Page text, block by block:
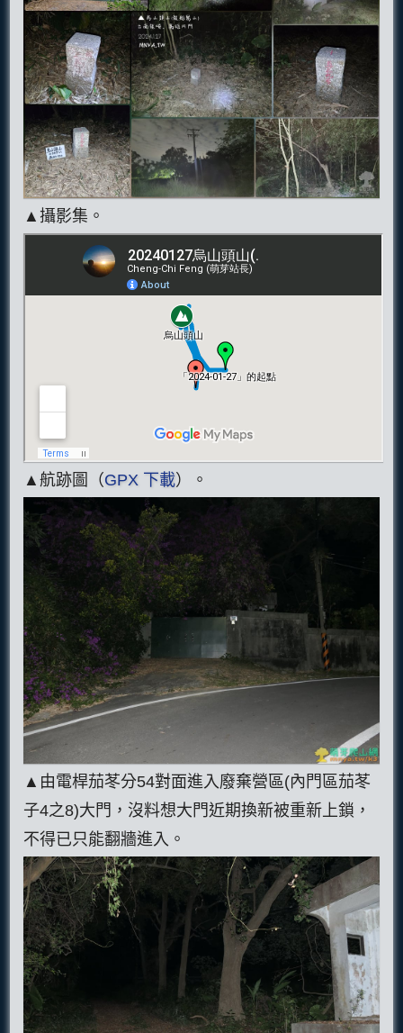
▲攝影集。
▲航跡圖（GPX 下載）。
▲由電桿茄苳分54對面進入廢棄營區(內門區茄苳
子4之8)大門，沒料想大門近期換新被重新上鎖，
不得已只能翻牆進入。